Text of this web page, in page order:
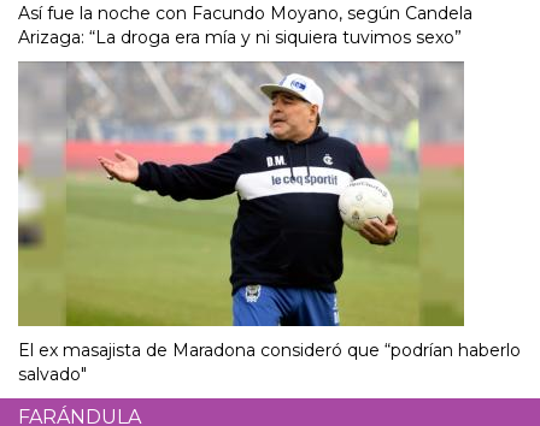
Así fue la noche con Facundo Moyano, según Candela
Arizaga: “La droga era mía y ni siquiera tuvimos sexo”
El ex masajista de Maradona consideró que “podrían haberlo
salvado"
FARÁNDULA